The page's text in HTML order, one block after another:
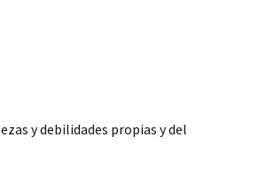
y debilidades propias y del